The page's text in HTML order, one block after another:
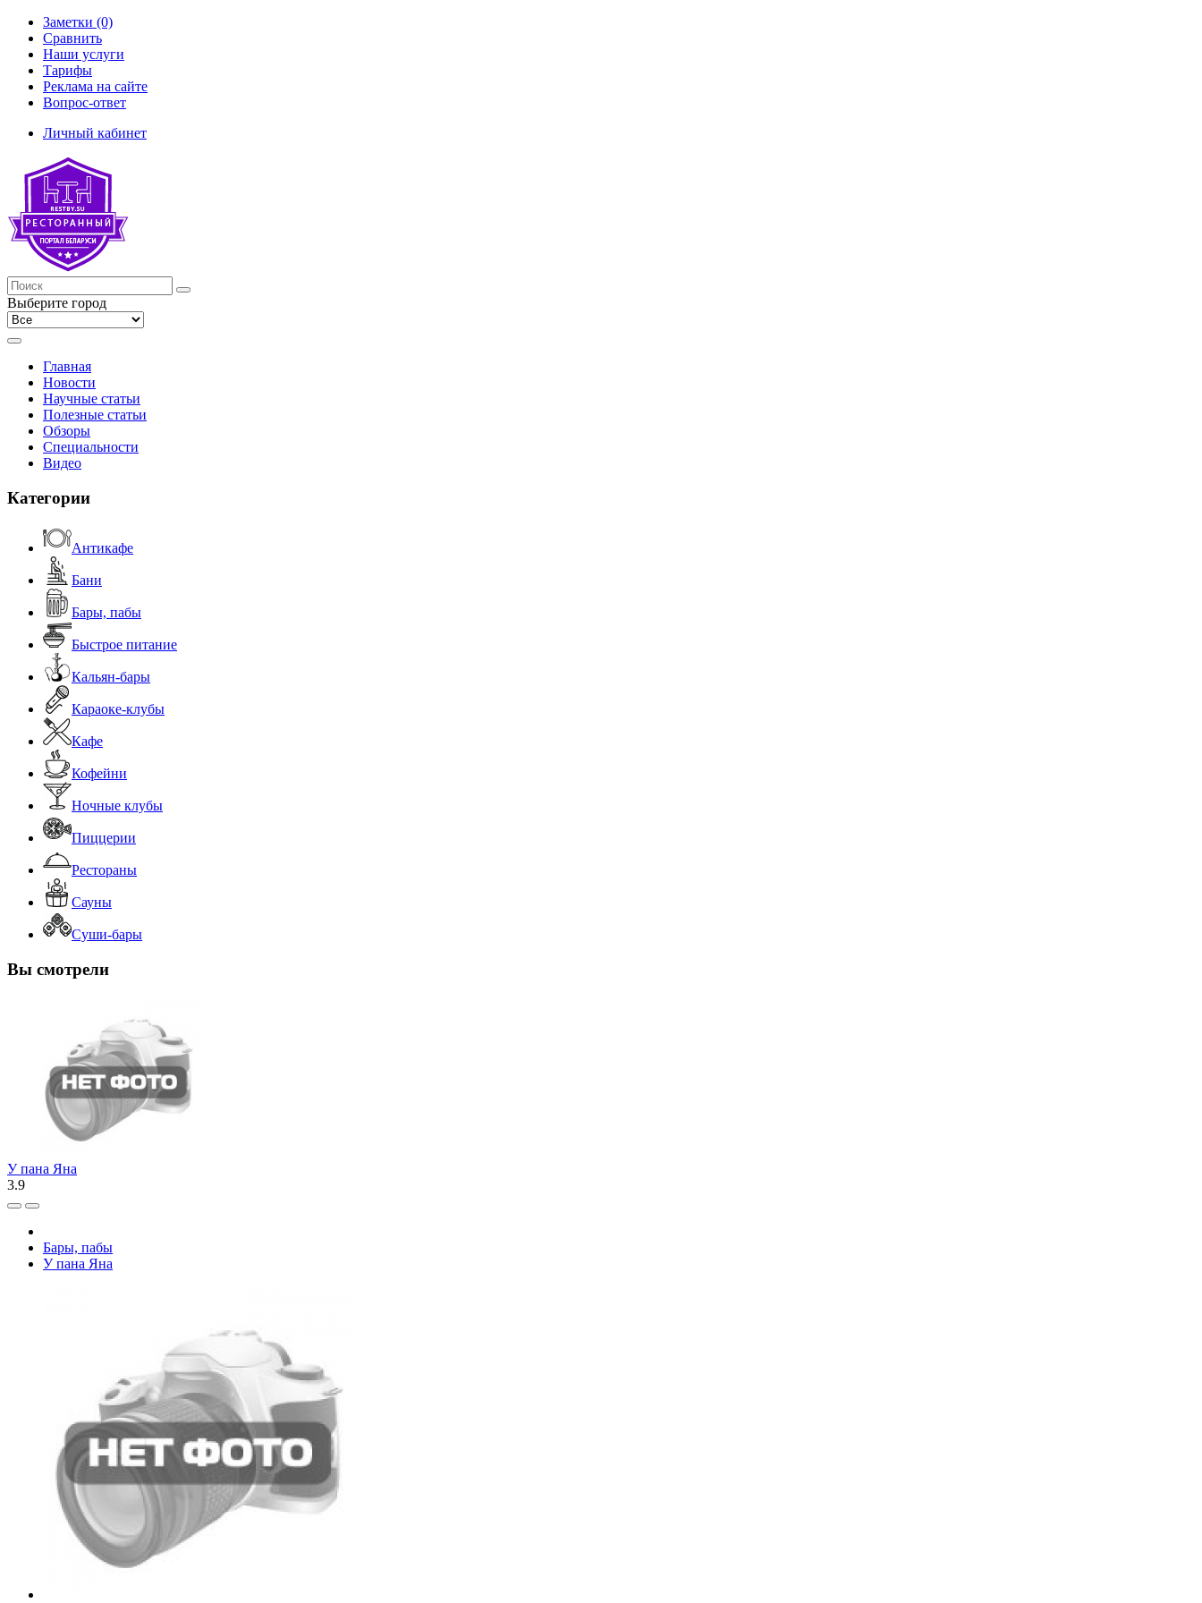
Заметки (0)
Сравнить
Наши услуги
Тарифы
Реклама на сайте
Вопрос-ответ
Личный кабинет
Выберите город
Главная
Новости
Научные статьи
Полезные статьи
Обзоры
Специальности
Видео
Категории
Антикафе
Бани
Бары, пабы
Быстрое питание
Кальян-бары
Караоке-клубы
Кафе
Кофейни
Ночные клубы
Пиццерии
Рестораны
Сауны
Суши-бары
Вы смотрели
У пана Яна
3.9
Бары, пабы
У пана Яна